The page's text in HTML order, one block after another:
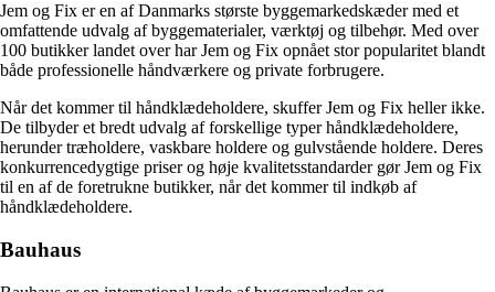
Jem og Fix er en af Danmarks største byggemarkedskæder med et
omfattende udvalg af byggematerialer, værktøj og tilbehør. Med over
100 butikker landet over har Jem og Fix opnået stor popularitet blandt
både professionelle håndværkere og private forbrugere.
Når det kommer til håndklædeholdere, skuffer Jem og Fix heller ikke.
De tilbyder et bredt udvalg af forskellige typer håndklædeholdere,
herunder træholdere, vaskbare holdere og gulvstående holdere. Deres
konkurrencedygtige priser og høje kvalitetsstandarder gør Jem og Fix
til en af de foretrukne butikker, når det kommer til indkøb af
håndklædeholdere.
Bauhaus